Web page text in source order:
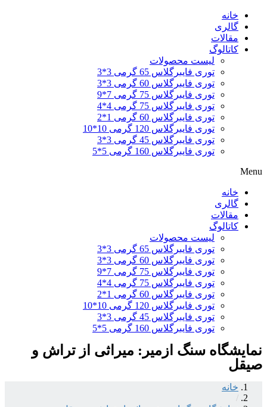
خانه
گالری
مقالات
کاتالوگ
لیست محصولات
توری فایبرگلاس 65 گرمی 3*3
توری فایبرگلاس 60 گرمی 3*3
توری فایبرگلاس 75 گرمی 7*9
توری فایبرگلاس 75 گرمی 4*4
توری فایبرگلاس 60 گرمی 1*2
توری فایبرگلاس 120 گرمی 10*10
توری فایبرگلاس 45 گرمی 3*3
توری فایبرگلاس 160 گرمی 5*5
Menu
خانه
گالری
مقالات
کاتالوگ
لیست محصولات
توری فایبرگلاس 65 گرمی 3*3
توری فایبرگلاس 60 گرمی 3*3
توری فایبرگلاس 75 گرمی 7*9
توری فایبرگلاس 75 گرمی 4*4
توری فایبرگلاس 60 گرمی 1*2
توری فایبرگلاس 120 گرمی 10*10
توری فایبرگلاس 45 گرمی 3*3
توری فایبرگلاس 160 گرمی 5*5
نمایشگاه سنگ ازمیر: میراثی از تراش و
صیقل
خانه
/